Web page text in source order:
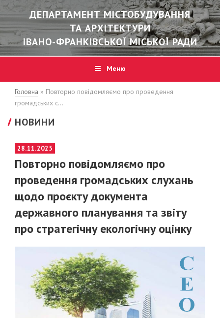
ДЕПАРТАМЕНТ МІСТОБУДУВАННЯ
ТА АРХІТЕКТУРИ
ІВАНО-ФРАНКІВСЬКОЇ МІСЬКОЇ РАДИ
Меню
Головна » Повторно повідомляємо про проведення
громадських с…
НОВИНИ
POSTED
ON
28.11.2025
Повторно повідомляємо про
проведення громадських слухань
щодо проєкту документа
державного планування та звіту
про стратегічну екологічну оцінку